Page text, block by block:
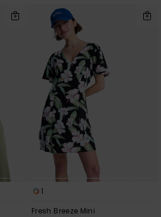
1
Fresh Breeze Mini